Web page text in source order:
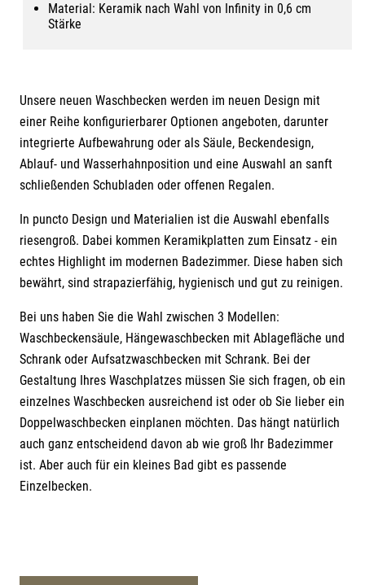
Material: Keramik nach Wahl von Infinity in 0,6 cm
Stärke
Unsere neuen Waschbecken werden im neuen Design mit
einer Reihe konfigurierbarer Optionen angeboten, darunter
integrierte Aufbewahrung oder als Säule, Beckendesign,
Ablauf- und Wasserhahnposition und eine Auswahl an sanft
schließenden Schubladen oder offenen Regalen.
In puncto Design und Materialien ist die Auswahl ebenfalls
riesengroß. Dabei kommen Keramikplatten zum Einsatz - ein
echtes Highlight im modernen Badezimmer. Diese haben sich
bewährt, sind strapazierfähig, hygienisch und gut zu reinigen.
Bei uns haben Sie die Wahl zwischen 3 Modellen:
Waschbeckensäule, Hängewaschbecken mit Ablagefläche und
Schrank oder Aufsatzwaschbecken mit Schrank. Bei der
Gestaltung Ihres Waschplatzes müssen Sie sich fragen, ob ein
einzelnes Waschbecken ausreichend ist oder ob Sie lieber ein
Doppelwaschbecken einplanen möchten. Das hängt natürlich
auch ganz entscheidend davon ab wie groß Ihr Badezimmer
ist. Aber auch für ein kleines Bad gibt es passende
Einzelbecken.